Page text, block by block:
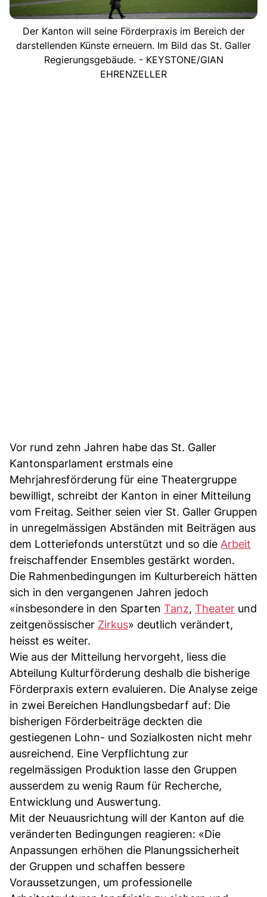
Der Kanton will seine Förderpraxis im Bereich der
darstellenden Künste erneuern. Im Bild das St. Galler
Regierungsgebäude. - KEYSTONE/GIAN
EHRENZELLER
Vor rund zehn Jahren habe das St. Galler
Kantonsparlament erstmals eine
Mehrjahresförderung für eine Theatergruppe
bewilligt, schreibt der Kanton in einer Mitteilung
vom Freitag. Seither seien vier St. Galler Gruppen
in unregelmässigen Abständen mit Beiträgen aus
dem Lotteriefonds unterstützt und so die Arbeit
freischaffender Ensembles gestärkt worden.
Die Rahmenbedingungen im Kulturbereich hätten
sich in den vergangenen Jahren jedoch
«insbesondere in den Sparten Tanz, Theater und
zeitgenössischer Zirkus» deutlich verändert,
heisst es weiter.
Wie aus der Mitteilung hervorgeht, liess die
Abteilung Kulturförderung deshalb die bisherige
Förderpraxis extern evaluieren. Die Analyse zeige
in zwei Bereichen Handlungsbedarf auf: Die
bisherigen Förderbeiträge deckten die
gestiegenen Lohn- und Sozialkosten nicht mehr
ausreichend. Eine Verpflichtung zur
regelmässigen Produktion lasse den Gruppen
ausserdem zu wenig Raum für Recherche,
Entwicklung und Auswertung.
Mit der Neuausrichtung will der Kanton auf die
veränderten Bedingungen reagieren: «Die
Anpassungen erhöhen die Planungssicherheit
der Gruppen und schaffen bessere
Voraussetzungen, um professionelle